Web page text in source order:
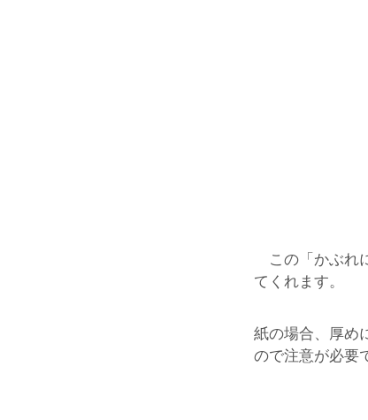
この「かぶれ
てくれます。
紙の場合、厚め
ので注意が必要